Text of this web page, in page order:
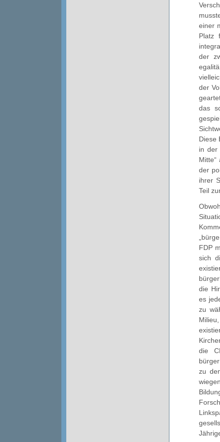
einer
Platz
der
der
das
Diese
in der
der
ihrer
Teil
FDP
sich
die
es
zu
die
zu